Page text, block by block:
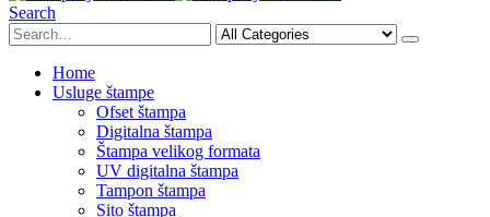
Search
Home
Usluge štampe
Ofset štampa
Digitalna štampa
Štampa velikog formata
UV digitalna štampa
Tampon štampa
Sito štampa